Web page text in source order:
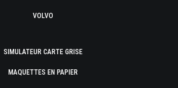
VOLVO
SIMULATEUR CARTE GRISE
MAQUETTES EN PAPIER